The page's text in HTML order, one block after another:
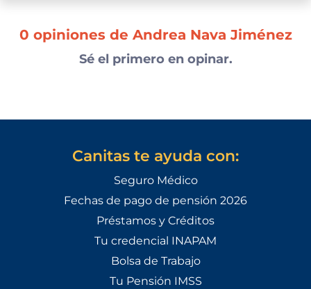
0 opiniones de Andrea Nava Jiménez
Sé el primero en opinar.
Canitas te ayuda con:
Seguro Médico
Fechas de pago de pensión 2026
Préstamos y Créditos
Tu credencial INAPAM
Bolsa de Trabajo
Tu Pensión IMSS